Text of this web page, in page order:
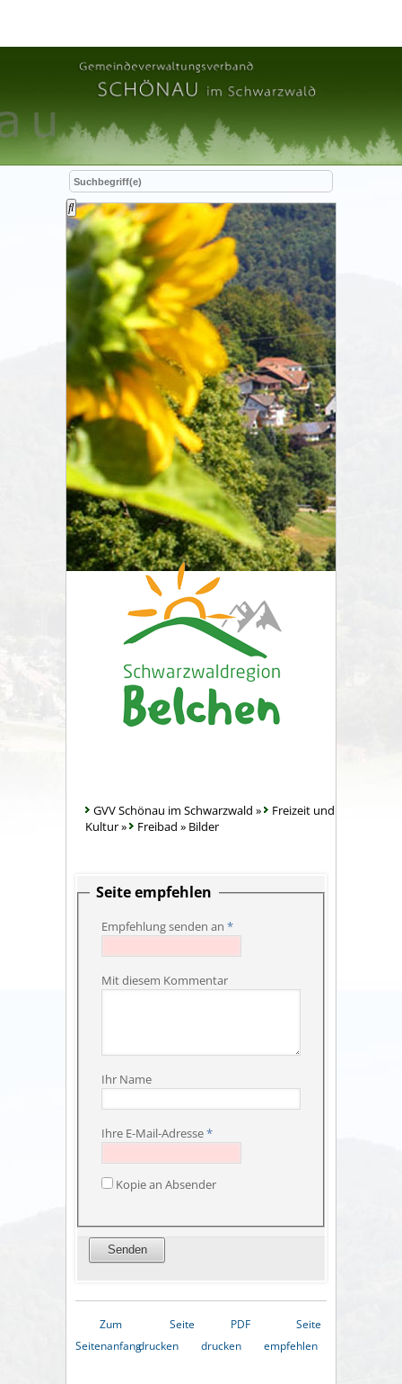
GVV Schönau im Schwarzwald »
Freizeit und
Kultur» Freibad » Bilder
Seite empfehlen
Empfehlung senden an *
Mit diesem Kommentar
Ihr Name
Ihre E-Mail-Adresse*
Kopie an Absender
Zum
Seitenanfang
Seite
drucken
PDF
drucken
Seite
empfehlen